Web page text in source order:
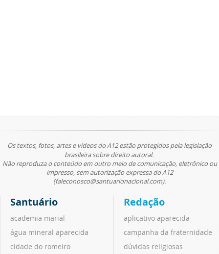
Os textos, fotos, artes e vídeos do A12 estão protegidos pela legislação
brasileira sobre direito autoral.
Não reproduza o conteúdo em outro meio de comunicação, eletrônico ou
impresso, sem autorização expressa do A12
(faleconosco@santuarionacional.com).
Santuário
academia marial
água mineral aparecida
cidade do romeiro
Redação
aplicativo aparecida
campanha da fraternidade
dúvidas religiosas